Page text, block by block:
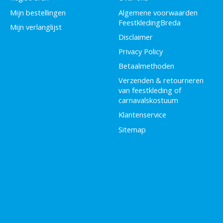
Mijn bestellingen
Mijn verlanglijst
Algemene voorwaarden
FeestkledingBreda
Disclaimer
Privacy Policy
Betaalmethoden
Verzenden & retourneren
van feestkleding of
carnavalskostuum
Klantenservice
Sitemap